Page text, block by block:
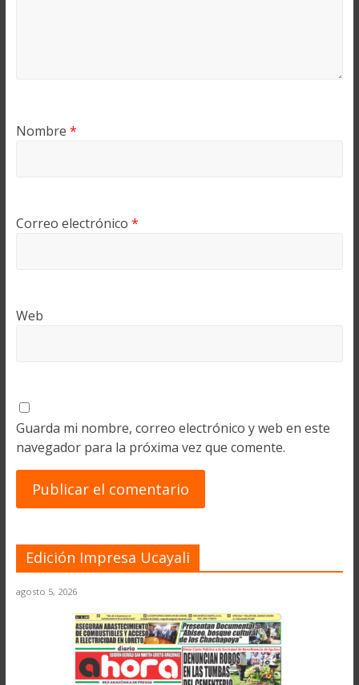
Nombre *
Correo electrónico *
Web
Guarda mi nombre, correo electrónico y web en este
navegador para la próxima vez que comente.
Edición Impresa Ucayali
agosto 5, 2026